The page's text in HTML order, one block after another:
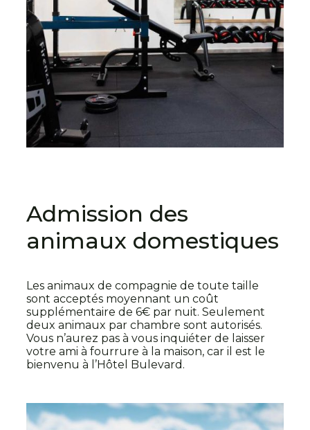
Admission des
animaux domestiques
Les animaux de compagnie de toute taille
sont acceptés moyennant un coût
supplémentaire de 6€ par nuit. Seulement
deux animaux par chambre sont autorisés.
Vous n’aurez pas à vous inquiéter de laisser
votre ami à fourrure à la maison, car il est le
bienvenu à l’Hôtel Bulevard.